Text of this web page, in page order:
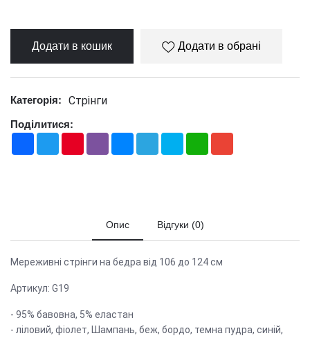
Додати в кошик Додати в обрані
Категорія: Стрінги
Поділитися:
Facebook
TwitterPinterestViber Messenger
TelegramSkypeWhatsApp
Опис Відгуки (0)
Мереживні стрінги на бедра від 106 до 124 см
Артикул: G19
- 95% бавовна, 5% еластан
- ліловий, фіолет, Шампань, беж, бордо, темна пудра, синій,